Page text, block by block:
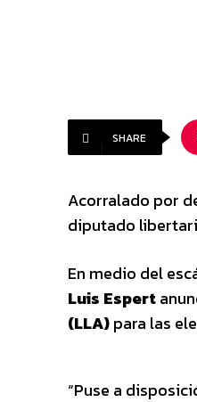
SHARE
Acorralado por
diputado
En medio del
Luis Espert
(LLA)para las
“Puse a